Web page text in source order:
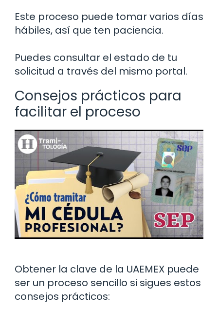
Este proceso puede tomar varios días
hábiles, así que ten paciencia.
Puedes consultar el estado de tu
solicitud a través del mismo portal.
Consejos prácticos para
facilitar el proceso
Obtener la clave de la UAEMEX puede
ser un proceso sencillo si sigues estos
consejos prácticos: